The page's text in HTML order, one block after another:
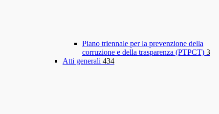
Piano triennale per la prevenzione della
corruzione e della trasparenza (PTPCT) 3
Atti generali 434